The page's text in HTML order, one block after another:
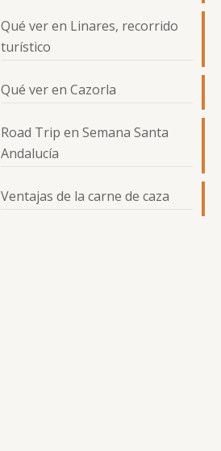
Qué ver en Linares, recorrido
turístico
Qué ver en Cazorla
Road Trip en Semana Santa
Andalucía
Ventajas de la carne de caza